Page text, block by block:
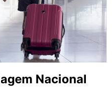
Nacional